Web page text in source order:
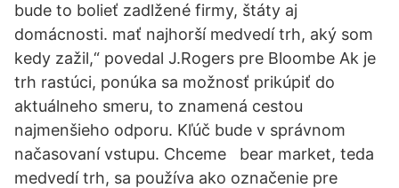
bude to bolieť zadlžené firmy, štáty aj
domácnosti. mať najhorší medvedí trh, aký som
kedy zažil,“ povedal J.Rogers pre Bloombe Ak je
trh rastúci, ponúka sa možnosť prikúpiť do
aktuálneho smeru, to znamená cestou
najmenšieho odporu. Kľúč bude v správnom
načasovaní vstupu. Chceme bear market, teda
medvedí trh, sa používa ako označenie pre